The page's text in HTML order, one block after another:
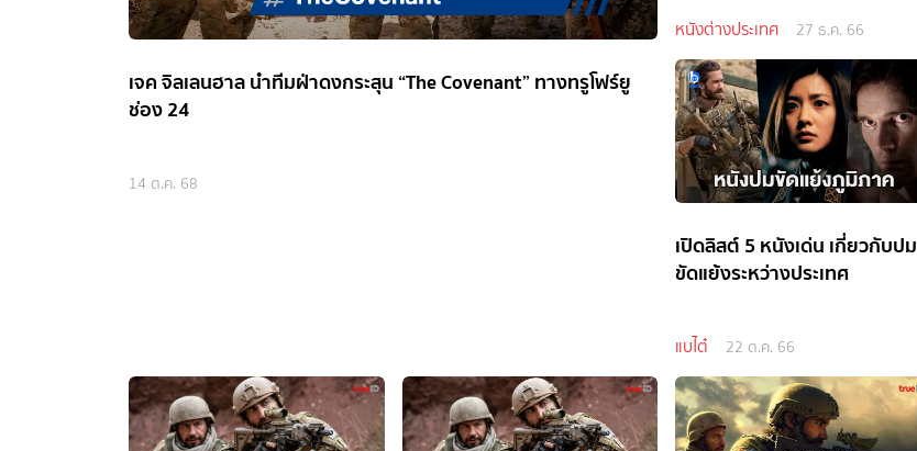
เจค จิลเลนฮาล นำทีมฝ่าดงกระสุน “The Covenant” ทางทรูโฟร์ยู
ช่อง 24
14 ต.ค. 68
หนังต่างประเทศ 27 ธ.ค. 66
เปิดลิสต์ 5 หนังเด่น เกี่ยวกับปม
ขัดแย้งระหว่างประเทศ
แบไต๋ 22 ต.ค. 66